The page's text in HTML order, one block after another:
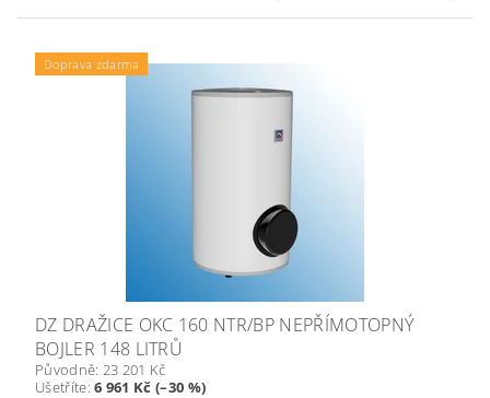
Doprava zdarma
DZ DRAŽICE OKC 160 NTR/BP NEPŘÍMOTOPNÝ
BOJLER 148 LITRŮ
Původně: 23 201 Kč
Ušetříte:6 961 Kč (–30 %)